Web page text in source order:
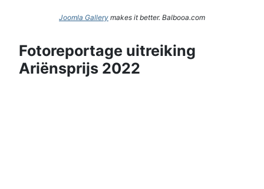
Joomla Gallery makes it better. Balbooa.com
Fotoreportage uitreiking
Ariënsprijs 2022